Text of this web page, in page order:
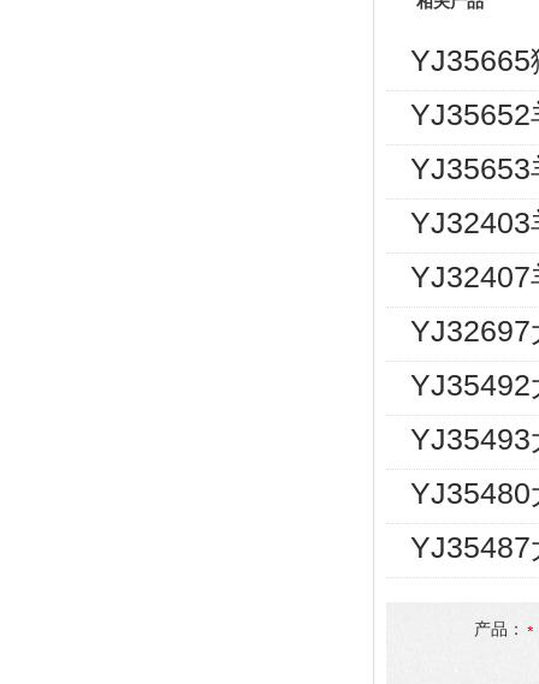
YJ35665
YJ35652
YJ35653
YJ32403
YJ32407
YJ32697
YJ35492
YJ35493
YJ35480
YJ35487
产品：